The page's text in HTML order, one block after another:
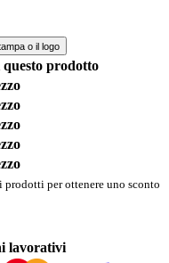
o il logo
questo prodotto
per ottenere uno sconto
lavorativi